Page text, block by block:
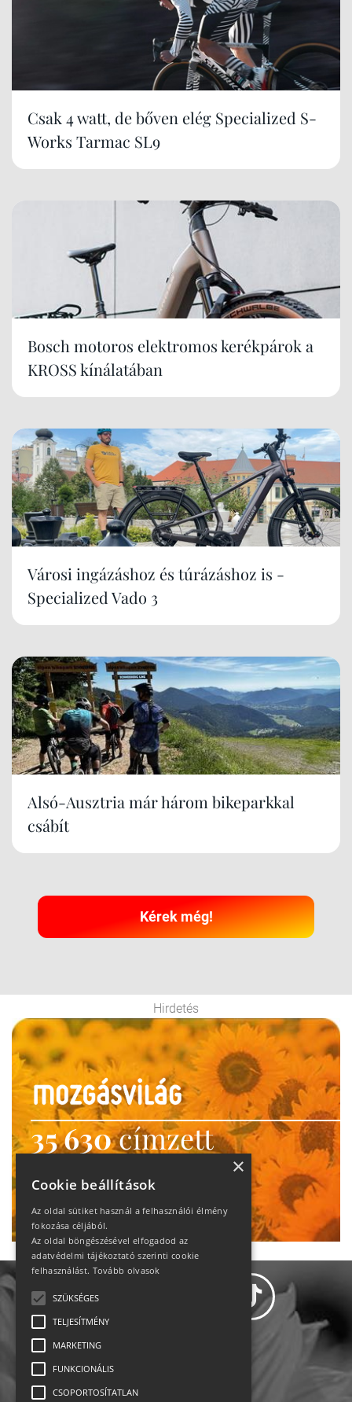
Csak 4 watt, de bőven elég Specialized S-
Works Tarmac SL9
Bosch motoros elektromos kerékpárok a
KROSS kínálatában
Városi ingázáshoz és túrázáshoz is -
Specialized Vado 3
Alsó-Ausztria már három bikeparkkal
csábít
Kérek még!
Hirdetés
35 630címzett
heti motiváció
Ne maradj le!
Állásajánlatok
×
Cookie beállítások
Az oldal sütiket használ a felhasználói élmény
fokozása céljából.
Az oldal böngészésével elfogadod az
adatvédelmi tájékoztató szerinti cookie
felhasználást. Tovább olvasok
SZÜKSÉGES
TELJESÍTMÉNY
MARKETING
FUNKCIONÁLIS
CSOPORTOSÍTATLAN